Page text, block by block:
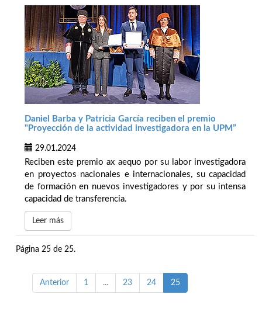
Daniel Barba y Patricia García reciben el premio
"Proyección de la actividad investigadora en la UPM”
29.01.2024
Reciben este premio ax aequo por su labor investigadora
en proyectos nacionales e internacionales, su capacidad
de formación en nuevos investigadores y por su intensa
capacidad de transferencia.
Leer más
Página 25 de 25.
Anterior 1 ... 23 24 25